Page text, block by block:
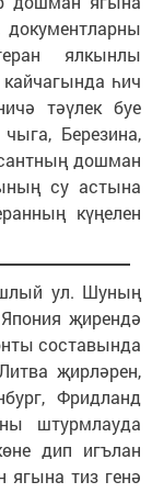
ялкынлы
кайчагында һич
тәүлек буе
Березина,
дошман
су астына
күңелен
ул. Шуның
җирендә
составында
җирләрен,
Фридланд
штурмлауда
дип игълан
ягына тиз генә